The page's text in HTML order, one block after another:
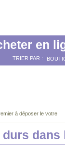
en
TRIER PAR :
à déposer le votre
dans